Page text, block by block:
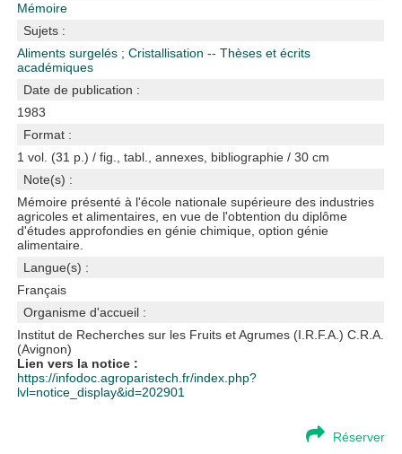
Mémoire
Sujets :
Aliments surgelés ;Cristallisation -- Thèses et écrits
académiques
Date de publication :
1983
Format :
1 vol. (31 p.) / fig., tabl., annexes, bibliographie / 30 cm
Note(s) :
Mémoire présenté à l'école nationale supérieure des industries
agricoles et alimentaires, en vue de l'obtention du diplôme
d'études approfondies en génie chimique, option génie
alimentaire.
Langue(s) :
Français
Organisme d'accueil :
Institut de Recherches sur les Fruits et Agrumes (I.R.F.A.) C.R.A.
(Avignon)
Lien vers la notice :
https://infodoc.agroparistech.fr/index.php?
lvl=notice_display&id=202901
Réserver